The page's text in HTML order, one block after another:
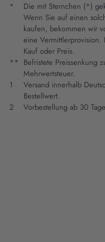
*
Die mit Sternchen (*)
Wenn Sie auf einen
kaufen, bekommen wir
eine Vermittlerprovision.
Kauf oder Preis.
** Befristete Preissenkung
Mehrwertsteuer.
1
Versand innerhalb
Bestellwert.
2
Vorbestellung ab 30